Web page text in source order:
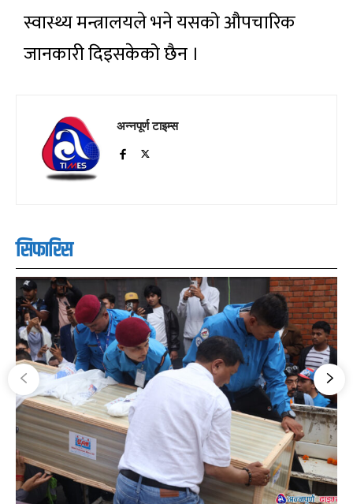
स्वास्थ्य मन्त्रालयले भने यसको औपचारिक
जानकारी दिइसकेको छैन ।
अन्नपूर्ण टाइम्स
सिफारिस